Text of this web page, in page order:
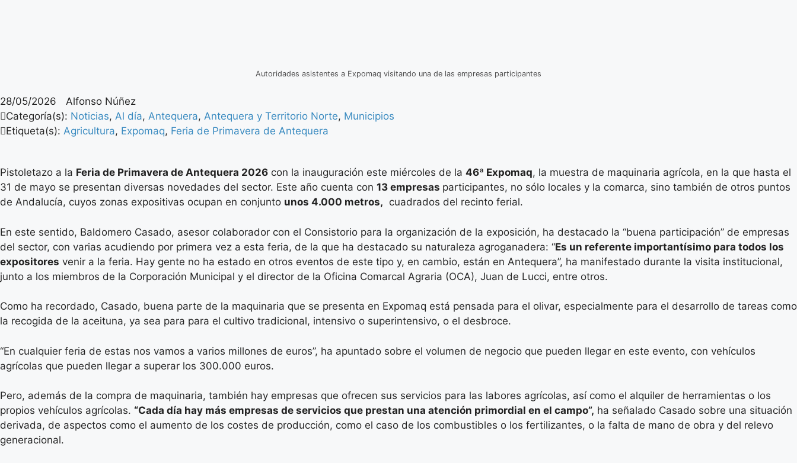
Autoridades asistentes a Expomaq visitando una de las empresas participantes
28/05/2026
Alfonso Núñez
Categoría(s): Noticias, Al día, Antequera, Antequera y Territorio Norte, Municipios
Etiqueta(s): Agricultura, Expomaq, Feria de Primavera de Antequera
Pistoletazo a la Feria de Primavera de Antequera 2026 con la inauguración este miércoles de la 46ª Expomaq, la muestra de maquinaria agrícola, en la que hasta el
31 de mayo se presentan diversas novedades del sector. Este año cuenta con 13 empresas participantes, no sólo locales y la comarca, sino también de otros puntos
de Andalucía, cuyos zonas expositivas ocupan en conjunto unos 4.000 metros, cuadrados del recinto ferial.
En este sentido, Baldomero Casado, asesor colaborador con el Consistorio para la organización de la exposición, ha destacado la “buena participación” de empresas
del sector, con varias acudiendo por primera vez a esta feria, de la que ha destacado su naturaleza agroganadera: “Es un referente importantísimo para todos los
expositores venir a la feria. Hay gente no ha estado en otros eventos de este tipo y, en cambio, están en Antequera”, ha manifestado durante la visita institucional,
junto a los miembros de la Corporación Municipal y el director de la Oficina Comarcal Agraria (OCA), Juan de Lucci, entre otros.
Como ha recordado, Casado, buena parte de la maquinaria que se presenta en Expomaq está pensada para el olivar, especialmente para el desarrollo de tareas como
la recogida de la aceituna, ya sea para para el cultivo tradicional, intensivo o superintensivo, o el desbroce.
“En cualquier feria de estas nos vamos a varios millones de euros”, ha apuntado sobre el volumen de negocio que pueden llegar en este evento, con vehículos
agrícolas que pueden llegar a superar los 300.000 euros.
Pero, además de la compra de maquinaria, también hay empresas que ofrecen sus servicios para las labores agrícolas, así como el alquiler de herramientas o los
propios vehículos agrícolas. “Cada día hay más empresas de servicios que prestan una atención primordial en el campo”, ha señalado Casado sobre una situación
derivada, de aspectos como el aumento de los costes de producción, como el caso de los combustibles o los fertilizantes, o la falta de mano de obra y del relevo
generacional.